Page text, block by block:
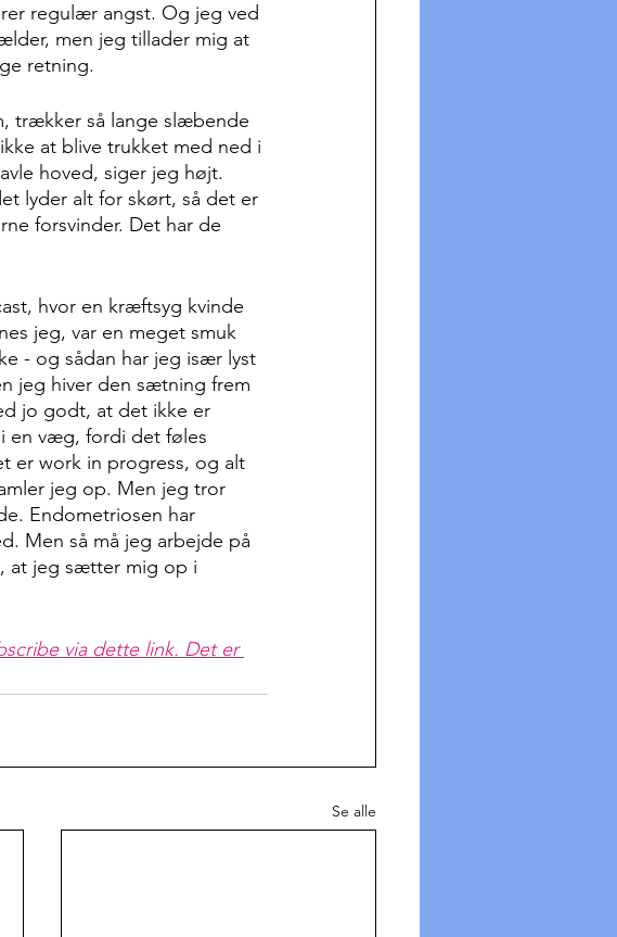
regulær angst. Og jeg ved
men jeg tillader mig at
retning.
trækker så lange slæbende
at blive trukket med ned i
hoved, siger jeg højt.
lyder alt for skørt, så det er
forsvinder. Det har de
hvor en kræftsyg kvinde
jeg, var en meget smuk
- og sådan har jeg især lyst
jeg hiver den sætning frem
jo godt, at det ikke er
en væg, fordi det føles
er work in progress, og alt
jeg op. Men jeg tror
Endometriosen har
Men så må jeg arbejde på
at jeg sætter mig op i
via dette link. Det er
Se alle